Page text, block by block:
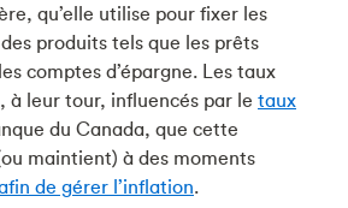
qu’elle utilise pour fixer les
produits tels que les prêts
comptes d’épargne. Les taux
à leur tour, influencés par le taux
du Canada, que cette
maintient) à des moments
de gérer l’inflation.